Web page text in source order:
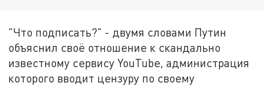
"Что подписать?" - двумя словами Путин
объяснил своё отношение к скандально
известному сервису YouTube, администрация
которого вводит цензуру по своему